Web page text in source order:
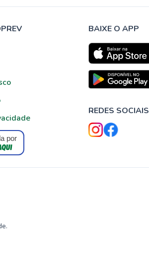
por
BAIXE O APP
REDES SOCIAIS